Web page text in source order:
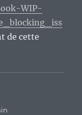
WIP-
de cette